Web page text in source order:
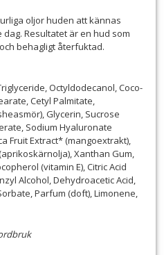
oljor huden att kännas
Resultatet är en hud som
behagligt återfuktad.
Octyldodecanol, Coco-
Cetyl Palmitate,
Glycerin, Sucrose
Sodium Hyaluronate
Fruit Extract* (mangoextrakt),
Xanthan Gum,
(vitamin E), Citric Acid
Alcohol, Dehydroacetic Acid,
Parfum (doft), Limonene,